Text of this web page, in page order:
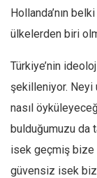
Hollanda’nın
ülkelerden biri
Türkiye’nin
şekilleniyor. Neyi
nasıl
bulduğumuzu da
isek geçmiş bize
güvensiz isek